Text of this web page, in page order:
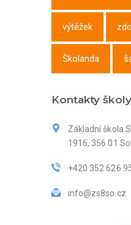
výtěžek
Školanda
Kontakty školy
Základní škola
1916, 356 01
+420 352 626
info@zs8so.cz